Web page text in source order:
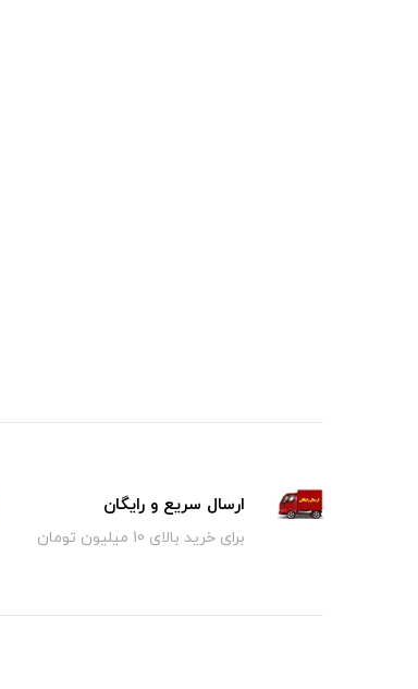
ارسال سریع و رایگان
برای خرید بالای 10 میلیون تومان